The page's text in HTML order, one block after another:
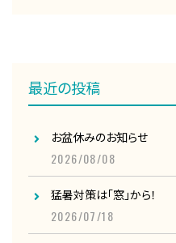
最近の投稿
お盆休みのお知らせ
2026/08/08
猛暑対策は「窓」から！
2026/07/18